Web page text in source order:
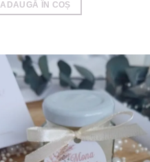
ADAUGĂ ÎN COȘ
Add to
wishlist